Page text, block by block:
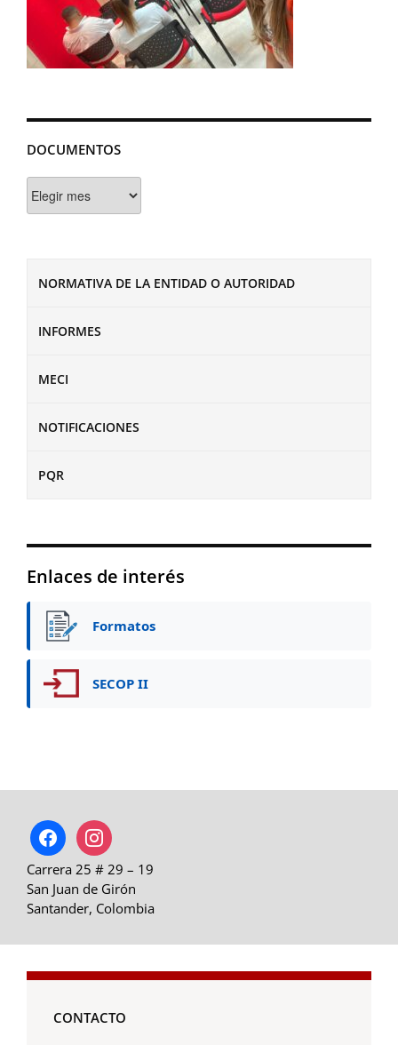
DOCUMENTOS
NORMATIVA DE LA ENTIDAD O AUTORIDAD
INFORMES
MECI
NOTIFICACIONES
PQR
Enlaces de interés
Formatos
SECOP II
facebookinstagram
Carrera 25 # 29 – 19
San Juan de Girón
Santander, Colombia
CONTACTO